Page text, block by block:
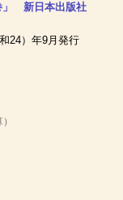
」 新日本出版社
24）年9月発行